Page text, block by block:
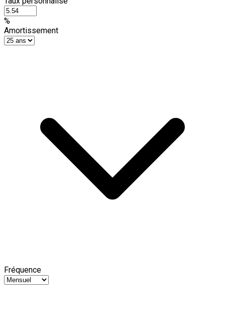
%
Amortissement
Fréquence